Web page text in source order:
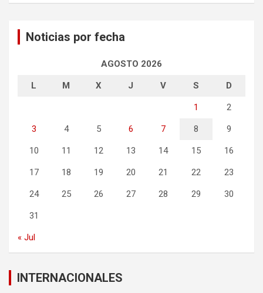
Noticias por fecha
AGOSTO 2026
L M X J V S D
1 2
3 4 5 6 7 8 9
10 11 12 13 14 15 16
17 18 19 20 21 22 23
24 25 26 27 28 29 30
31
« Jul
INTERNACIONALES